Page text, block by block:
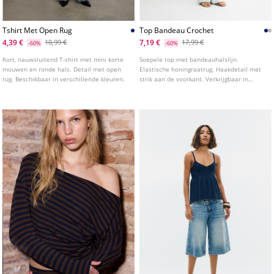
Tshirt Met Open Rug
4,39 €
-60% 10,99 €
Kort, nauwsluitend T-shirt met mini korte
mouwen en ronde hals. Detail met open
rug. Beschikbaar in verschillende kleuren.
Top Bandeau Crochet
7,19 €
-60% 17,99 €
Soepele top met bandeauhalslijn.
Elastische honingraatrug. Haakdetail met
strik aan de voorkant. Verkrijgbaar in